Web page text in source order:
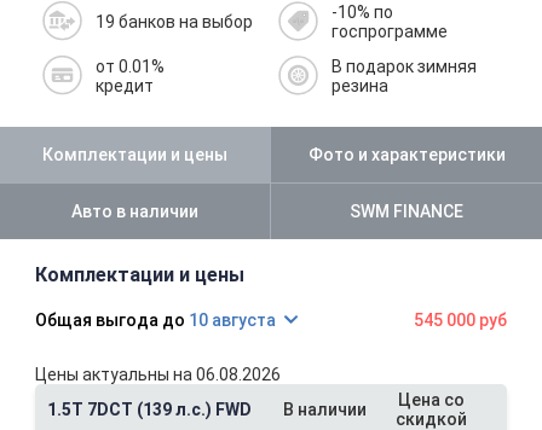
19 банков на выбор
-10% по
госпрограмме
от 0.01%
кредит
В подарок зимняя
резина
Комплектации и цены Фото и характеристики
Авто в наличии SWM FINANCE
Комплектации и цены
10 августа 545 000 руб
Цены актуальны на 06.08.2026
1.5T 7DCT (139 л.с.) FWD
В наличии
Цена со
скидкой